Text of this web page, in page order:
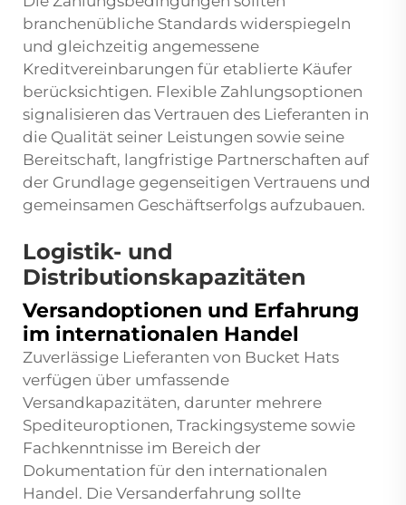
branchenübliche Standards widerspiegeln
und gleichzeitig angemessene
Kreditvereinbarungen für etablierte Käufer
berücksichtigen. Flexible Zahlungsoptionen
signalisieren das Vertrauen des Lieferanten in
die Qualität seiner Leistungen sowie seine
Bereitschaft, langfristige Partnerschaften auf
der Grundlage gegenseitigen Vertrauens und
gemeinsamen Geschäftserfolgs aufzubauen.
Logistik- und
Distributionskapazitäten
Versandoptionen und Erfahrung
im internationalen Handel
Zuverlässige Lieferanten von Bucket Hats
verfügen über umfassende
Versandkapazitäten, darunter mehrere
Spediteuroptionen, Trackingsysteme sowie
Fachkenntnisse im Bereich der
Dokumentation für den internationalen
Handel. Die Versanderfahrung sollte